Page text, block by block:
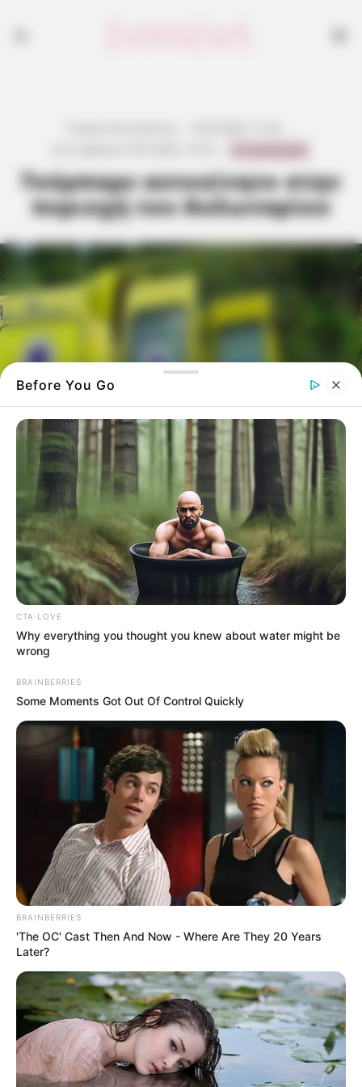
Τούμπαρε αυτοκίνητο στην
περιοχή του Αυλωναρίου
Ένα σοβαρό τροχαίο ατύχημα που θα
μπορούσε να έχει τραγική κατάληξη
σημειώθηκε το πρωί, όταν αγροτικό όχημα
εξετράπη της πορείας του και ανατράπηκε στο
οδόστρωμα, στην περιοχή ανάμεσα στον
Στο όχημα επέβαινε ένα ηλικιωμένο ζευγάρι,
το οποίο είχε ως προορισμό το εκκλησάκι του
Αγίου Ιωάννη του Θεολόγου.
Σύμφωνα με τις πρώτες πληροφορίες, ο
ηλικιωμένος οδηγός έχασε τον έλεγχο του
αυτοκινήτου κάτω από αδιευκρίνιστες μέχρι
στιγμής συνθήκες. Το αγροτικό βγήκε εκτός
δρόμου, προσέκρουσε σε ανάχωμα και στη
Before You Go
CTA LOVE
Why everything you thought you knew about water might be
wrong
BRAINBERRIES
Some Moments Got Out Of Control Quickly
BRAINBERRIES
'The OC' Cast Then And Now - Where Are They 20 Years
Later?